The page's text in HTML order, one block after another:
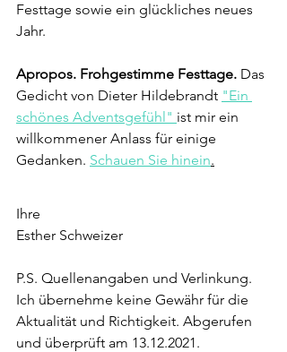
Festtage sowie ein glückliches neues
Jahr.
Apropos. Frohgestimme Festtage. Das
Gedicht von Dieter Hildebrandt "Ein
schönes Adventsgefühl" ist mir ein
willkommener Anlass für einige
Gedanken. Schauen Sie hinein.
Ihre
Esther Schweizer
P.S. Quellenangaben und Verlinkung.
Ich übernehme keine Gewähr für die
Aktualität und Richtigkeit. Abgerufen
und überprüft am 13.12.2021.